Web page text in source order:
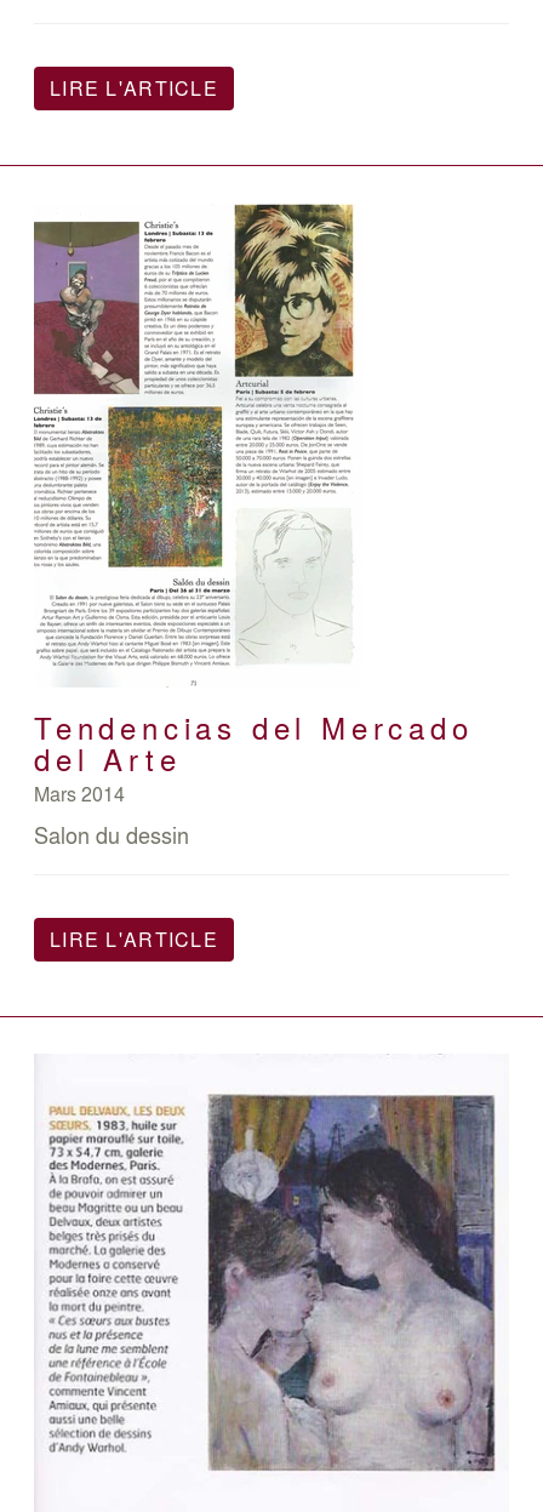
LIRE L'ARTICLE
Tendencias del Mercado
del Arte
Mars 2014
Salon du dessin
LIRE L'ARTICLE